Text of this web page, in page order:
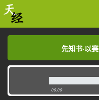
先知书·
先知书·以
00:00